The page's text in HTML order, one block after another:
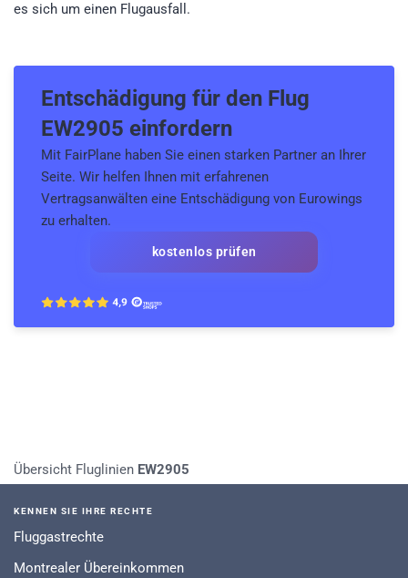
es sich um einen Flugausfall.
Entschädigung für den Flug
EW2905 einfordern
Mit FairPlane haben Sie einen starken Partner an Ihrer
Seite. Wir helfen Ihnen mit erfahrenen
Vertragsanwälten eine Entschädigung von Eurowings
zu erhalten.
kostenlos prüfen
Übersicht Fluglinien EW2905
KENNEN SIE IHRE RECHTE
Fluggastrechte
Montrealer Übereinkommen